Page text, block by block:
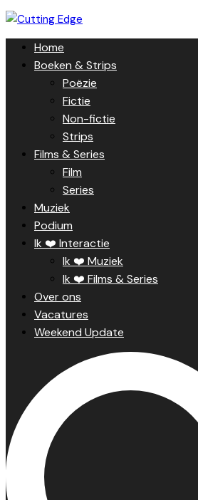
Skip
to
contentHome
Boeken & Strips
Poëzie
Fictie
Non-fictie
Strips
Films & Series
Film
Series
Muziek
Podium
Ik ❤️ Interactie
Ik ❤️ Muziek
Ik ❤️ Films & Series
Over ons
Vacatures
Weekend Update